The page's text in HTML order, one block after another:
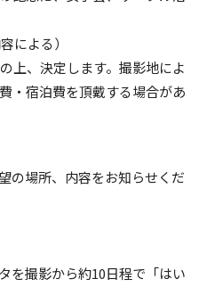
による）
上、決定します。撮影地によ
・宿泊費を頂戴する場合があ
の場所、内容をお知らせくだ
を撮影から約10日程で「はい